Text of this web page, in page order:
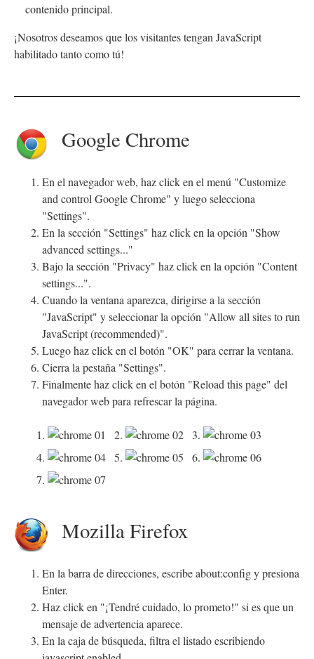
contenido principal.
¡Nosotros deseamos que los visitantes tengan JavaScript
habilitado tanto como tú!
Google Chrome
En el navegador web, haz click en el menú "Customize
and control Google Chrome" y luego selecciona
"Settings".
En la sección "Settings" haz click en la opción "Show
advanced settings..."
Bajo la sección "Privacy" haz click en la opción "Content
settings...".
Cuando la ventana aparezca, dirigirse a la sección
"JavaScript" y seleccionar la opción "Allow all sites to run
JavaScript (recommended)".
Luego haz click en el botón "OK" para cerrar la ventana.
Cierra la pestaña "Settings".
Finalmente haz click en el botón "Reload this page" del
navegador web para refrescar la página.
1. 2.
3.
4.
5.
6.
7.
Mozilla Firefox
En la barra de direcciones, escribe about:config y presiona
Enter.
Haz click en "¡Tendré cuidado, lo prometo!" si es que un
mensaje de advertencia aparece.
En la caja de búsqueda, filtra el listado escribiendo